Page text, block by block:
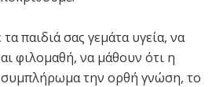
παιδιά σας γεμάτα υγεία, να
φιλομαθή, να μάθουν ότι η
την ορθή γνώση, το